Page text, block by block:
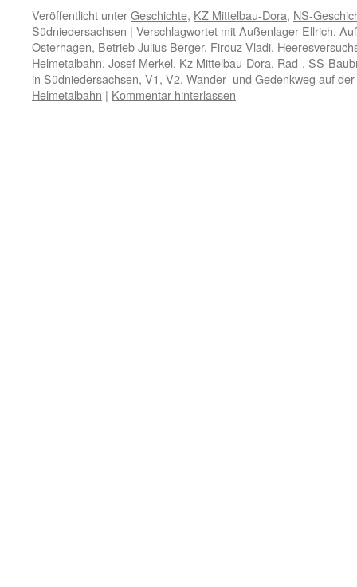
Veröffentlicht unterGeschichte, KZ Mittelbau-Dora, NS-
Südniedersachsen | Verschlagwortet mitAußenlager Ellrich,
Osterhagen, Betrieb Julius Berger, Firouz Vladi,
Helmetalbahn, Josef Merkel, Kz Mittelbau-Dora, Rad-, SS-
in Südniedersachsen, V1, V2, Wander- und Gedenkweg auf
Helmetalbahn | Kommentar hinterlassen